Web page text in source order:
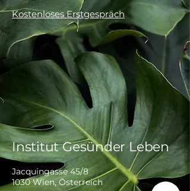
Kostenloses Erstgespräch
Institut Gesünder Leben
Jacquingasse 45/8
1030 Wien, Österreich